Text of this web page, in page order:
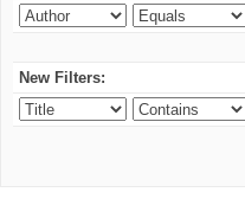
New Filters: